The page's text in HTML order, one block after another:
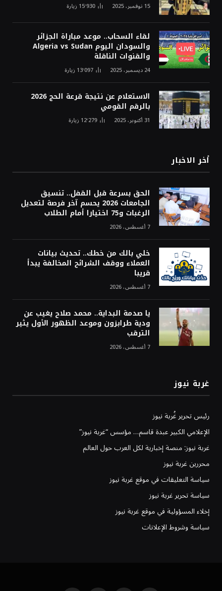
15 نوفمبر، 2025 15٬930 زيارة
لقاء السحاب.. موعد مباراة الجزائر
والسودان اليوم Algeria vs Sudan
والقنوات الناقلة
24 ديسمبر، 2025 13٬097 زيارة
الاستعلام عن نتيجة قرعة الحج 2026
بالرقم القومي
31 أكتوبر، 2025 12٬279 زيارة
أخر الاخبار
الحق بسرعة قبل القفل.. تنسيق
الجامعات 2026 يحسم آخر فرصة لتعديل
الرغبات و75 اختيارا أمام الطلاب
7 أغسطس، 2026
خلي بالك من خطك.. تحديث بيانات
العملاء ووقف الشرائح المخالفة يبدأ
قريبا
7 أغسطس، 2026
يا صدمة البداية.. محمد صلاح يغيب عن
ودية طرابزون وموعد الظهور الأول يثير
الترقب
7 أغسطس، 2026
غربة نيوز
رئيس تحرير غُربة نيوز
الإعلامي الكبير عبدة قاسم… مؤسس “غربة نيوز”
غربة نيوز: منصة إخبارية لكل العرب حول العالم
محررين غربة نيوز
سياسة التعليقات في موقع غربة نيوز
سياسة تحرير غربة نيوز
إخلاء المسؤولية في موقع غربة نيوز
سياسة وشروط الإعلانات